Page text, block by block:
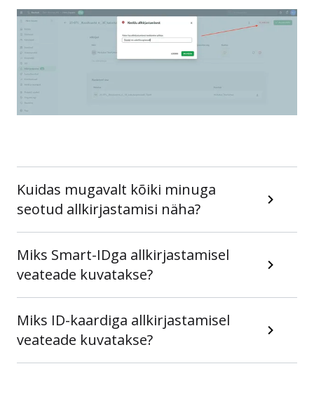
Kuidas mugavalt kõiki minuga
seotud allkirjastamisi näha?
Miks Smart-IDga allkirjastamisel
veateade kuvatakse?
Miks ID-kaardiga allkirjastamisel
veateade kuvatakse?